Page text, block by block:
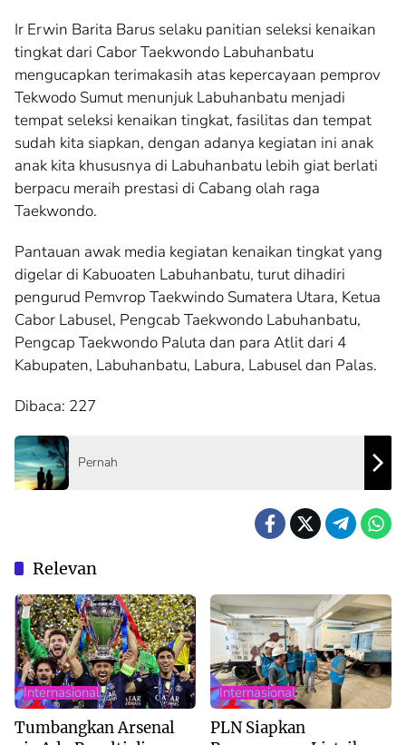
Ir Erwin Barita Barus selaku panitian seleksi kenaikan
tingkat dari Cabor Taekwondo Labuhanbatu
mengucapkan terimakasih atas kepercayaan pemprov
Tekwodo Sumut menunjuk Labuhanbatu menjadi
tempat seleksi kenaikan tingkat, fasilitas dan tempat
sudah kita siapkan, dengan adanya kegiatan ini anak
anak kita khususnya di Labuhanbatu lebih giat berlati
berpacu meraih prestasi di Cabang olah raga
Taekwondo.
Pantauan awak media kegiatan kenaikan tingkat yang
digelar di Kabuoaten Labuhanbatu, turut dihadiri
pengurud Pemvrop Taekwindo Sumatera Utara, Ketua
Cabor Labusel, Pengcab Taekwondo Labuhanbatu,
Pengcap Taekwondo Paluta dan para Atlit dari 4
Kabupaten, Labuhanbatu, Labura, Labusel dan Palas.
Dibaca: 227
Pernah
Relevan
Internasional
Tumbangkan Arsenal
Internasional
PLN Siapkan